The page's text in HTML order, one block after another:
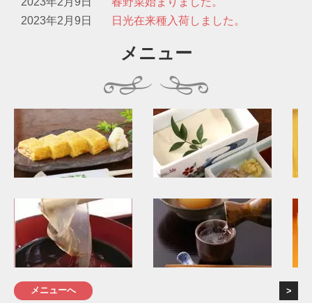
2023年2月9日
日光在来種入荷しました。
メニュー
メニューへ